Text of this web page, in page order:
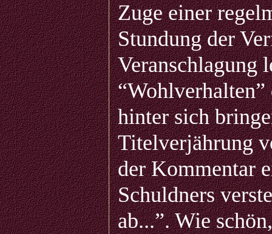
Zuge einer
Stundung der
Veranschlagung
hinter sich
Titelverjährung
der Kommentar
Schuldners
ab...”. Wie